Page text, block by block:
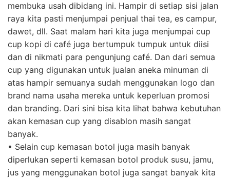
membuka usah dibidang ini. Hampir di setiap sisi jalan
raya kita pasti menjumpai penjual thai tea, es campur,
dawet, dll. Saat malam hari kita juga menjumpai cup
cup kopi di café juga bertumpuk tumpuk untuk diisi
dan di nikmati para pengunjung café. Dan dari semua
cup yang digunakan untuk jualan aneka minuman di
atas hampir semuanya sudah menggunakan logo dan
brand nama usaha mereka untuk keperluan promosi
dan branding. Dari sini bisa kita lihat bahwa kebutuhan
akan kemasan cup yang disablon masih sangat
banyak.
• Selain cup kemasan botol juga masih banyak
diperlukan seperti kemasan botol produk susu, jamu,
jus yang menggunakan botol juga sangat banyak kita